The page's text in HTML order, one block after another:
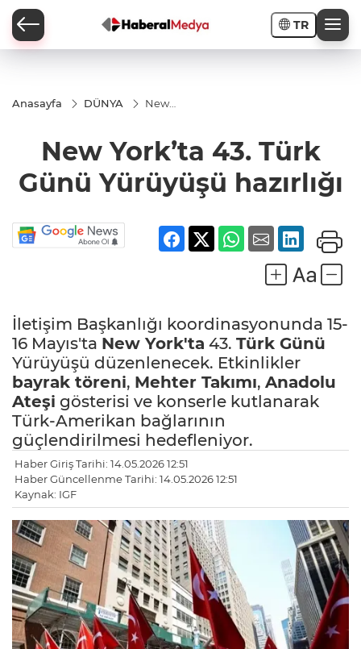
TR
Anasayfa DÜNYA
New
Günü
Yürüyüşü
New York’ta 43. Türk
Günü Yürüyüşü hazırlığı
İletişim Başkanlığı koordinasyonunda 15-
16 Mayıs'ta New York'ta 43. Türk Günü
Yürüyüşü düzenlenecek. Etkinlikler
bayrak töreni, Mehter Takımı, Anadolu
Ateşi gösterisi ve konserle kutlanarak
Türk-Amerikan bağlarının
güçlendirilmesi hedefleniyor.
Haber Giriş Tarihi: 14.05.2026 12:51
Haber Güncellenme Tarihi: 14.05.2026 12:51
Kaynak: IGF